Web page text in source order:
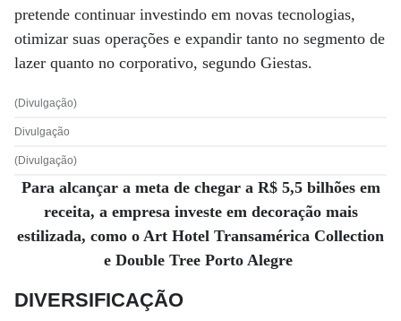
pretende continuar investindo em novas tecnologias,
otimizar suas operações e expandir tanto no segmento de
lazer quanto no corporativo, segundo Giestas.
(Divulgação)
Divulgação
(Divulgação)
Para alcançar a meta de chegar a R$ 5,5 bilhões em
receita, a empresa investe em decoração mais
estilizada, como o Art Hotel Transamérica Collection
e Double Tree Porto Alegre
DIVERSIFICAÇÃO